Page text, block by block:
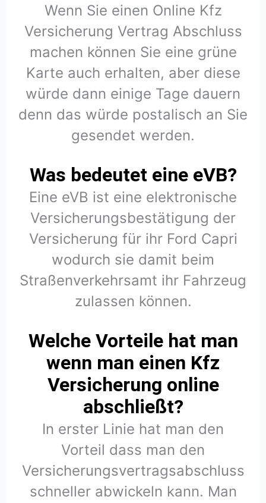
Wenn Sie einen Online Kfz
Versicherung Vertrag Abschluss
machen können Sie eine grüne
Karte auch erhalten, aber diese
würde dann einige Tage dauern
denn das würde postalisch an Sie
gesendet werden.
Was bedeutet eine eVB?
Eine eVB ist eine elektronische
Versicherungsbestätigung der
Versicherung für ihr Ford Capri
wodurch sie damit beim
Straßenverkehrsamt ihr Fahrzeug
zulassen können.
Welche Vorteile hat man
wenn man einen Kfz
Versicherung online
abschließt?
In erster Linie hat man den
Vorteil dass man den
Versicherungsvertragsabschluss
schneller abwickeln kann. Man